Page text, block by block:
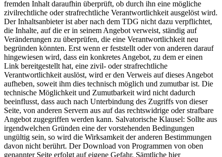
fremden Inhalt daraufhin überprüft, ob durch ihn eine mögliche
zivilrechtliche oder strafrechtliche Verantwortlichkeit ausgelöst wird.
Der Inhaltsanbieter ist aber nach dem TDG nicht dazu verpflichtet,
die Inhalte, auf die er in seinem Angebot verweist, ständig auf
Veränderungen zu überprüfen, die eine Verantwortlichkeit neu
begründen könnten. Erst wenn er feststellt oder von anderen darauf
hingewiesen wird, dass ein konkretes Angebot, zu dem er einen
Link bereitgestellt hat, eine zivil- oder strafrechtliche
Verantwortlichkeit auslöst, wird er den Verweis auf dieses Angebot
aufheben, soweit ihm dies technisch möglich und zumutbar ist. Die
technische Möglichkeit und Zumutbarkeit wird nicht dadurch
beeinflusst, dass auch nach Unterbindung des Zugriffs von dieser
Seite, von anderen Servern aus auf das rechtswidrige oder strafbare
Angebot zugegriffen werden kann. Salvatorische Klausel: Sollte aus
irgendwelchen Gründen eine der vorstehenden Bedingungen
ungültig sein, so wird die Wirksamkeit der anderen Bestimmungen
davon nicht berührt. Der Download von Programmen von oben
genannter Seite erfolgt auf eigene Gefahr. Sämtliche hier